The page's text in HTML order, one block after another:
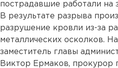
пострадавшие работали на
В результате разрыва
разрушение кровли из-за
металлических осколков.
заместитель главы
Виктор Ермаков, прокурор